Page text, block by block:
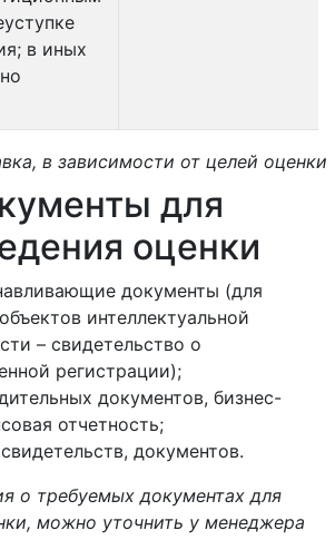
в иных
в зависимости от целей оценки
для
оценки
документы (для
интеллектуальной
– свидетельство о
регистрации);
документов, бизнес-
отчетность;
документов.
о требуемых документах для
можно уточнить у менеджера